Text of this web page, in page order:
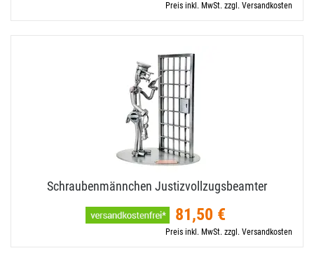
Preis inkl. MwSt. zzgl. Versandkosten
Schraubenmännchen Justizvollzugsbeamter
81,50 €
Preis inkl. MwSt. zzgl. Versandkosten